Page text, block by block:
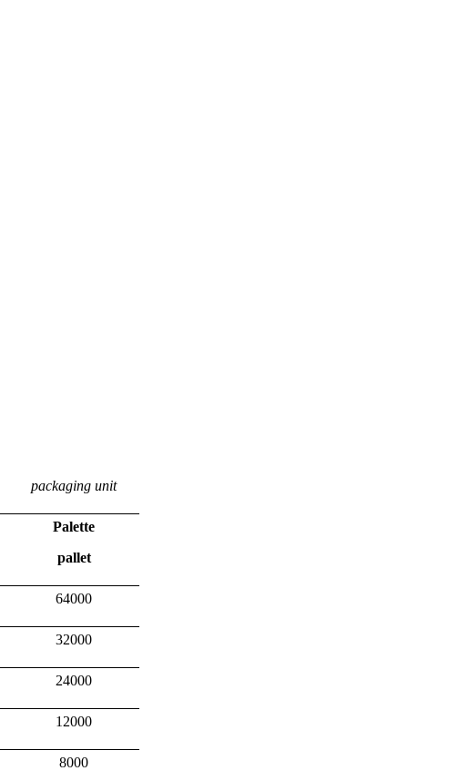
packaging unit
Palette
pallet
64000
32000
24000
12000
8000